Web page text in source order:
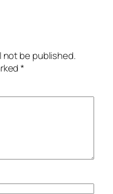
not be published.
*